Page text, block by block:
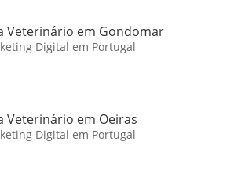
Veterinário em Gondomar
Digital em Portugal
Veterinário em Oeiras
Digital em Portugal